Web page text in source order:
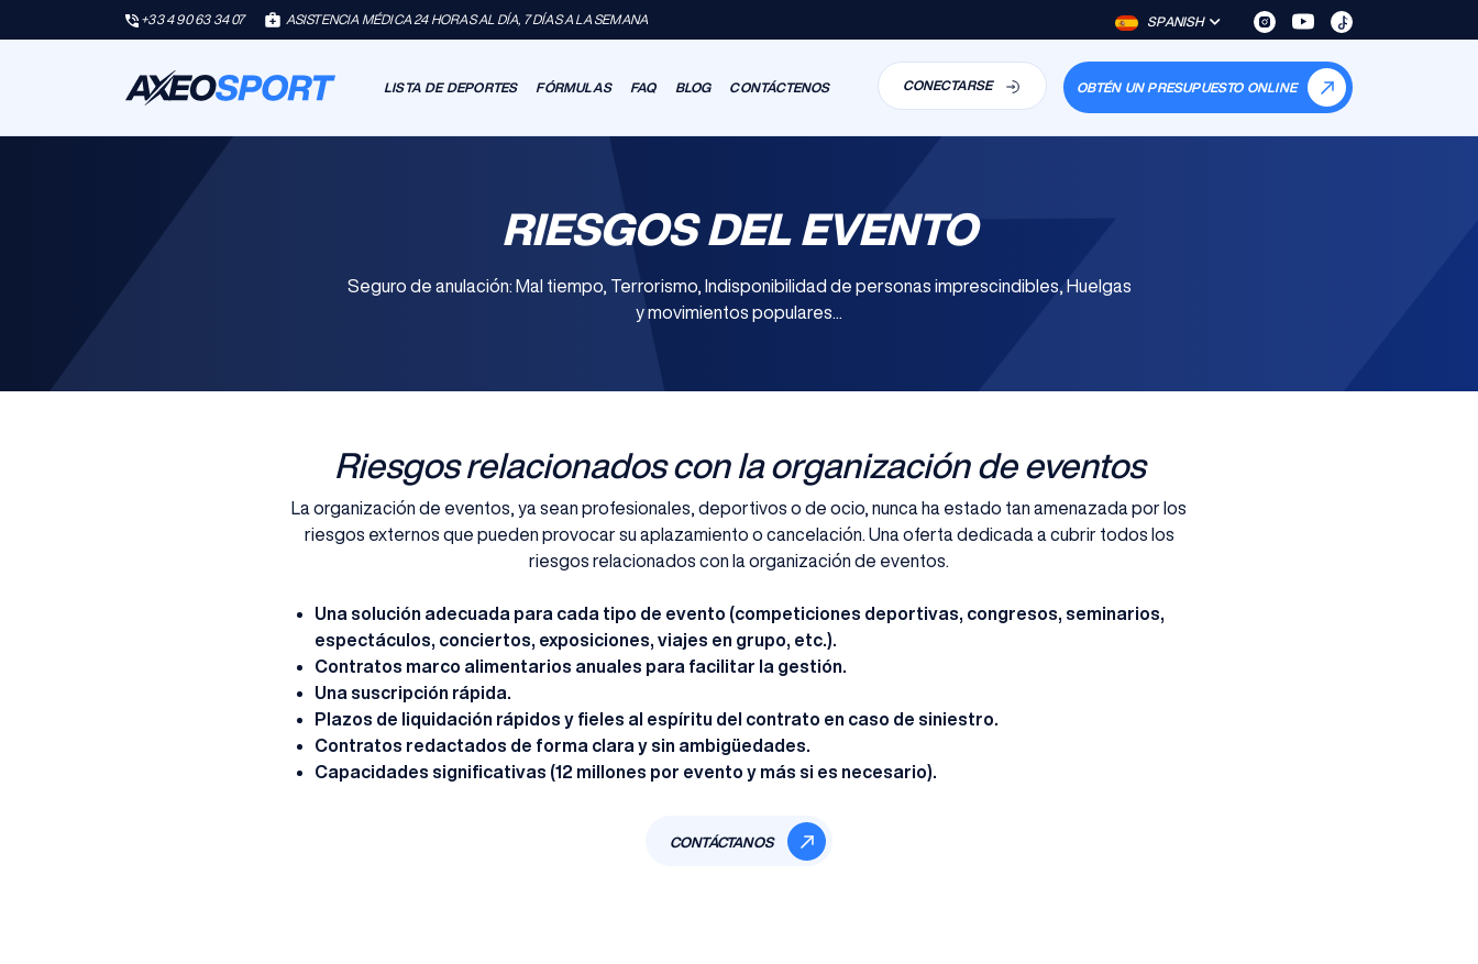
+33 4 90 63 34 07 ASISTENCIA MÉDICA 24 HORAS AL DÍA, 7 DÍAS A LA SEMANA SPANISH
LISTA DE DEPORTES FÓRMULAS FAQ BLOG CONTÁCTENOS CONECTARSE OBTÉN UN PRESUPUESTO ONLINE
RIESGOS DEL EVENTO
Seguro de anulación: Mal tiempo, Terrorismo, Indisponibilidad de personas imprescindibles, Huelgas
y movimientos populares...
Riesgos relacionados con la organización de eventos
La organización de eventos, ya sean profesionales, deportivos o de ocio, nunca ha estado tan amenazada por los
riesgos externos que pueden provocar su aplazamiento o cancelación. Una oferta dedicada a cubrir todos los
riesgos relacionados con la organización de eventos.
Una solución adecuada para cada tipo de evento (competiciones deportivas, congresos, seminarios,
espectáculos, conciertos, exposiciones, viajes en grupo, etc.).
Contratos marco alimentarios anuales para facilitar la gestión.
Una suscripción rápida.
Plazos de liquidación rápidos y fieles al espíritu del contrato en caso de siniestro.
Contratos redactados de forma clara y sin ambigüedades.
Capacidades significativas (12 millones por evento y más si es necesario).
CONTÁCTANOS